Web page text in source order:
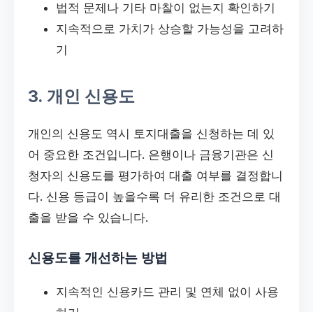
법적 문제나 기타 마찰이 없는지 확인하기
지속적으로 가치가 상승할 가능성을 고려하
기
3. 개인 신용도
개인의 신용도 역시 토지대출을 신청하는 데 있
어 중요한 조건입니다. 은행이나 금융기관은 신
청자의 신용도를 평가하여 대출 여부를 결정합니
다. 신용 등급이 높을수록 더 유리한 조건으로 대
출을 받을 수 있습니다.
신용도를 개선하는 방법
지속적인 신용카드 관리 및 연체 없이 사용